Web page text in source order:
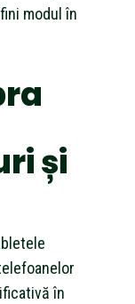
modul în
și
în